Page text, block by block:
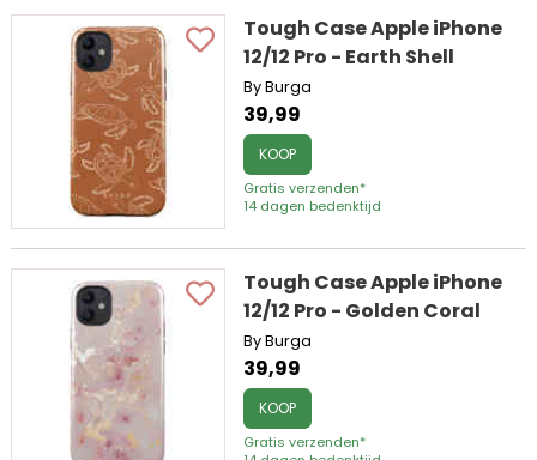
Tough Case Apple iPhone
12/12 Pro - Earth Shell
By Burga
39,99
KOOP
Gratis verzenden*
14 dagen bedenktijd
Tough Case Apple iPhone
12/12 Pro - Golden Coral
By Burga
39,99
KOOP
Gratis verzenden*